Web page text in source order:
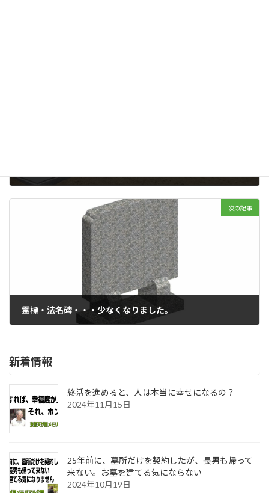
次の記事
霊標・法名碑・・・少なくなりました。
新着情報
終活を進めると、人は本当に幸せになるの？
2024年11月15日
25年前に、墓所だけを契約したが、長男も帰って
来ない。お墓を建てる気にならない
2024年10月19日